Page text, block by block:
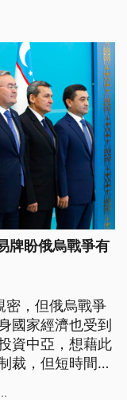
牌盼俄烏戰爭有
密，但俄烏戰爭
國家經濟也受到
資中亞，想藉此
裁，但短時間內